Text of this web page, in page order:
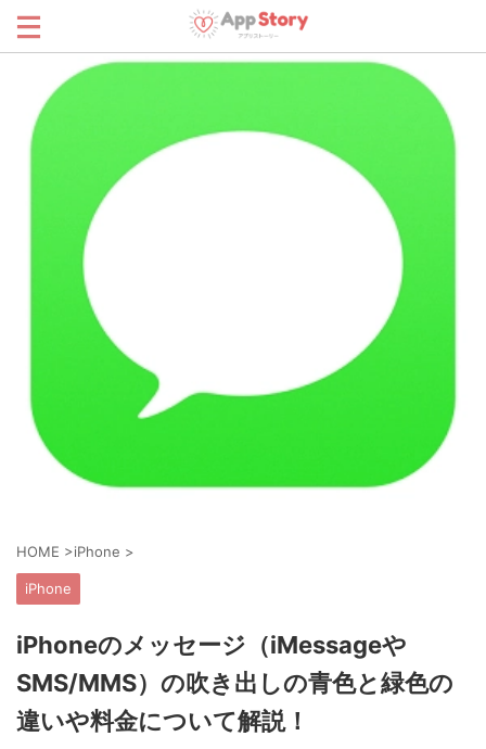
HOME >iPhone >
iPhone
iPhoneのメッセージ（iMessageや
SMS/MMS）の吹き出しの青色と緑色の
違いや料金について解説！